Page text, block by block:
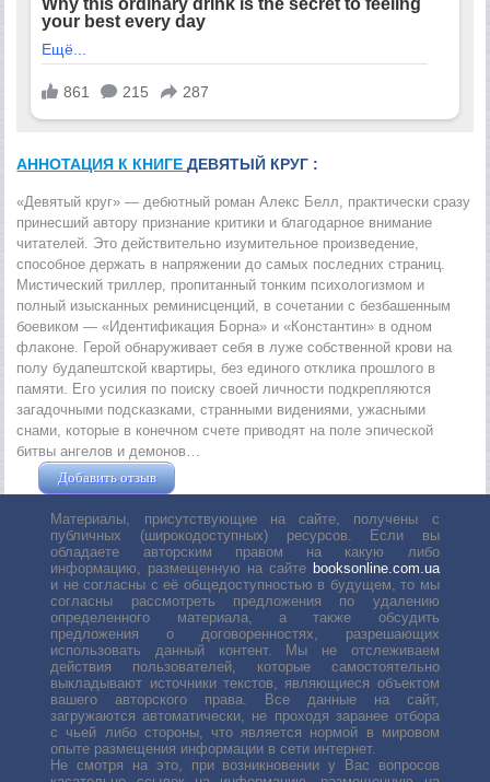
АННОТАЦИЯ К КНИГЕДЕВЯТЫЙ КРУГ :
«Девятый круг» — дебютный роман Алекс Белл, практически сразу
принесший автору признание критики и благодарное внимание
читателей. Это действительно изумительное произведение,
способное держать в напряжении до самых последних страниц.
Мистический триллер, пропитанный тонким психологизмом и
полный изысканных реминисценций, в сочетании с безбашенным
боевиком — «Идентификация Борна» и «Константин» в одном
флаконе. Герой обнаруживает себя в луже собственной крови на
полу будапештской квартиры, без единого отклика прошлого в
памяти. Его усилия по поиску своей личности подкрепляются
загадочными подсказками, странными видениями, ужасными
снами, которые в конечном счете приводят на поле эпической
битвы ангелов и демонов…
Добавить отзыв
Материалы, присутствующие на сайте, получены с
публичных (широкодоступных) ресурсов. Если вы
обладаете авторским правом на какую либо
информацию, размещенную на сайте booksonline.com.ua
и не согласны с её общедоступностью в будущем, то мы
согласны рассмотреть предложения по удалению
определенного материала, а также обсудить
предложения о договоренностях, разрешающих
использовать данный контент. Мы не отслеживаем
действия пользователей, которые самостоятельно
выкладывают источники текстов, являющиеся объектом
вашего авторского права. Все данные на сайт,
загружаются автоматически, не проходя заранее отбора
с чьей либо стороны, что является нормой в мировом
опыте размещения информации в сети интернет.
Не смотря на это, при возникновении у Вас вопросов